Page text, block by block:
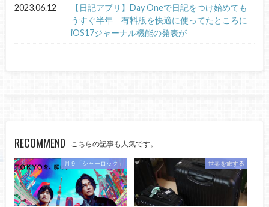
2023.06.12
【日記アプリ】Day Oneで日記をつけ始めても
うすぐ半年 有料版を快適に使ってたところに
iOS17ジャーナル機能の発表が
RECOMMEND こちらの記事も人気です。
月９「シャーロック」 世界を旅する